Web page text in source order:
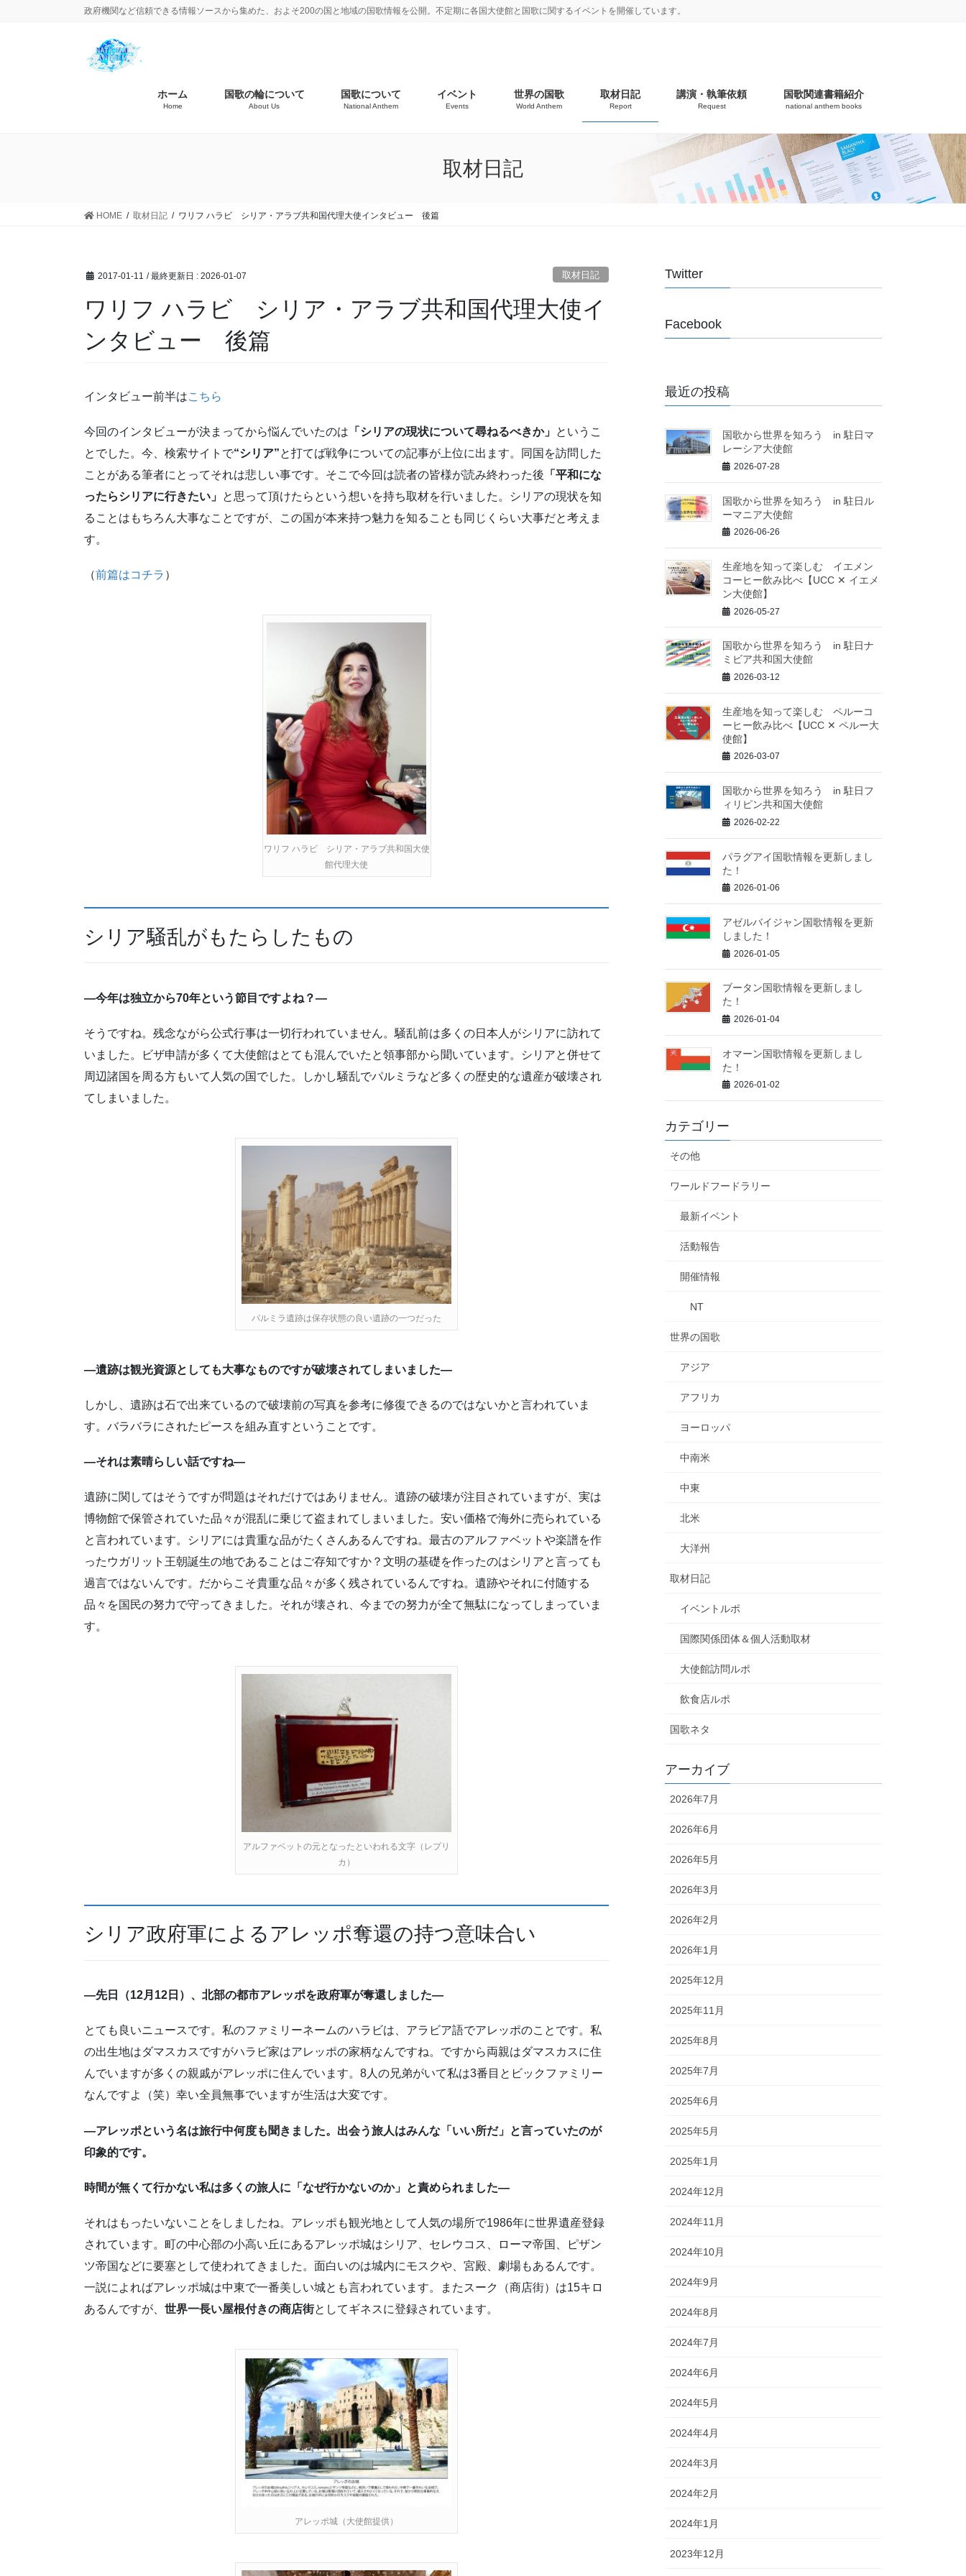
政府機関など信頼できる情報ソースから集めた、およそ200の国と地域の国歌情報を公開。不定期に各国大使館と国歌に関するイベントを開催しています。
ホーム
Home
国歌の輪について
About Us
国歌について
National Anthem
イベント
Events
世界の国歌
World Anthem
取材日記
Report
講演・執筆依頼
Request
国歌関連書籍紹介
national anthem books
取材日記
HOME 取材日記 ワリフ ハラビ シリア・アラブ共和国代理大使インタビュー 後篇
2017-01-11 / 最終更新日 : 2026-01-07 取材日記
ワリフ ハラビ シリア・アラブ共和国代理大使イ
ンタビュー 後篇
インタビュー前半はこちら
今回のインタビューが決まってから悩んでいたのは 「シリアの現状について尋ねるべきか」 というこ
とでした。今、検索サイトで“シリア”と打てば戦争についての記事が上位に出ます。同国を訪問した
ことがある筆者にとってそれは悲しい事です。そこで今回は読者の皆様が読み終わった後 「平和にな
ったらシリアに行きたい」 と思って頂けたらという想いを持ち取材を行いました。シリアの現状を知
ることはもちろん大事なことですが、この国が本来持つ魅力を知ることも同じくらい大事だと考えま
す。
（前篇はコチラ ）
ワリフ ハラビ シリア・アラブ共和国大使
館代理大使
シリア騒乱がもたらしたもの
―今年は独立から70年という節目ですよね？―
そうですね。残念ながら公式行事は一切行われていません。騒乱前は多くの日本人がシリアに訪れて
いました。ビザ申請が多くて大使館はとても混んでいたと領事部から聞いています。シリアと併せて
周辺諸国を周る方もいて人気の国でした。しかし騒乱でパルミラなど多くの歴史的な遺産が破壊され
てしまいました。
パルミラ遺跡は保存状態の良い遺跡の一つだった
―遺跡は観光資源としても大事なものですが破壊されてしまいました―
しかし、遺跡は石で出来ているので破壊前の写真を参考に修復できるのではないかと言われていま
す。バラバラにされたピースを組み直すということです。
―それは素晴らしい話ですね―
遺跡に関してはそうですが問題はそれだけではありません。遺跡の破壊が注目されていますが、実は
博物館で保管されていた品々が混乱に乗じて盗まれてしまいました。安い価格で海外に売られている
と言われています。シリアには貴重な品がたくさんあるんですね。最古のアルファベットや楽譜を作
ったウガリット王朝誕生の地であることはご存知ですか？文明の基礎を作ったのはシリアと言っても
過言ではないんです。だからこそ貴重な品々が多く残されているんですね。遺跡やそれに付随する
品々を国民の努力で守ってきました。それが壊され、今までの努力が全て無駄になってしまっていま
す。
アルファベットの元となったといわれる文字（レプリ
カ）
シリア政府軍によるアレッポ奪還の持つ意味合い
―先日（12月12 日）、北部の都市アレッポを政府軍が奪還しました―
とても良いニュースです。私のファミリーネームのハラビは、アラビア語でアレッポのことです。私
の出生地はダマスカスですがハラビ家はアレッポの家柄なんですね。ですから両親はダマスカスに住
んでいますが多くの親戚がアレッポに住んでいます。8人の兄弟がいて私は3番目とビックファミリー
なんですよ（笑）幸い全員無事でいますが生活は大変です。
―アレッポという名は旅行中何度も聞きました。出会う旅人はみんな「いい所だ」と言っていたのが
印象的です。
時間が無くて行かない私は多くの旅人に「なぜ行かないのか」と責められました―
それはもったいないことをしましたね。アレッポも観光地として人気の場所で1986年に世界遺産登録
されています。町の中心部の小高い丘にあるアレッポ城はシリア、セレウコス、ローマ帝国、ピザン
ツ帝国などに要塞として使われてきました。面白いのは城内にモスクや、宮殿、劇場もあるんです。
一説によればアレッポ城は中東で一番美しい城とも言われています。またスーク（商店街）は15キロ
あるんですが、 世界一長い屋根付きの商店街としてギネスに登録されています。
アレッポ城（大使館提供）
Twitter
Facebook
最近の投稿
国歌から世界を知ろう in 駐日マ
レーシア大使館
2026-07-28
国歌から世界を知ろう in 駐日ル
ーマニア大使館
2026-06-26
生産地を知って楽しむ イエメン
コーヒー飲み比べ【UCC ✕ イエメ
ン大使館】
2026-05-27
国歌から世界を知ろう in 駐日ナ
ミビア共和国大使館
2026-03-12
生産地を知って楽しむ ペルーコ
ーヒー飲み比べ【UCC ✕ ペルー大
使館】
2026-03-07
国歌から世界を知ろう in 駐日フ
ィリピン共和国大使館
2026-02-22
パラグアイ国歌情報を更新しまし
た！
2026-01-06
アゼルバイジャン国歌情報を更新
しました！
2026-01-05
ブータン国歌情報を更新しまし
た！
2026-01-04
オマーン国歌情報を更新しまし
た！
2026-01-02
カテゴリー
その他
ワールドフードラリー
最新イベント
活動報告
開催情報
NT
世界の国歌
アジア
アフリカ
ヨーロッパ
中南米
中東
北米
大洋州
取材日記
イベントルポ
国際関係団体＆個人活動取材
大使館訪問ルポ
飲食店ルポ
国歌ネタ
アーカイブ
2026年7月
2026年6月
2026年5月
2026年3月
2026年2月
2026年1月
2025年12月
2025年11月
2025年8月
2025年7月
2025年6月
2025年5月
2025年1月
2024年12月
2024年11月
2024年10月
2024年9月
2024年8月
2024年7月
2024年6月
2024年5月
2024年4月
2024年3月
2024年2月
2024年1月
2023年12月